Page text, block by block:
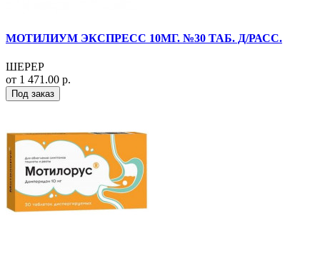
МОТИЛИУМ ЭКСПРЕСС 10МГ. №30 ТАБ. Д/РАСС.
ШЕРЕР
от 1 471.00 р.
Под заказ